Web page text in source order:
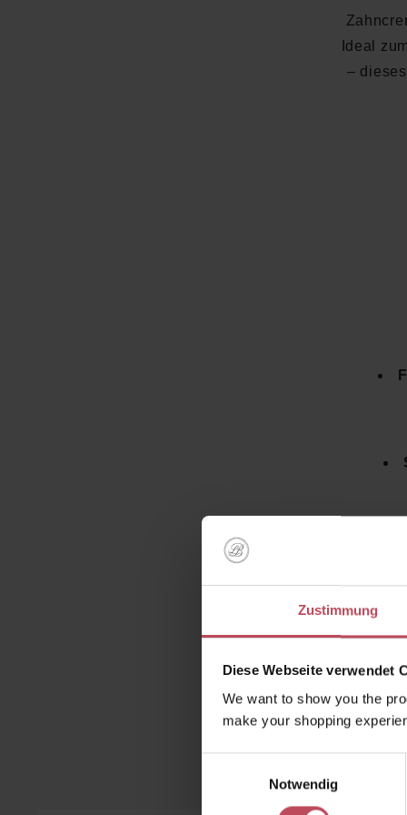
Zustimmung
Diese Webseite verwendet
We want to show you the
make your shopping
Notwendig
Ideal zum
–